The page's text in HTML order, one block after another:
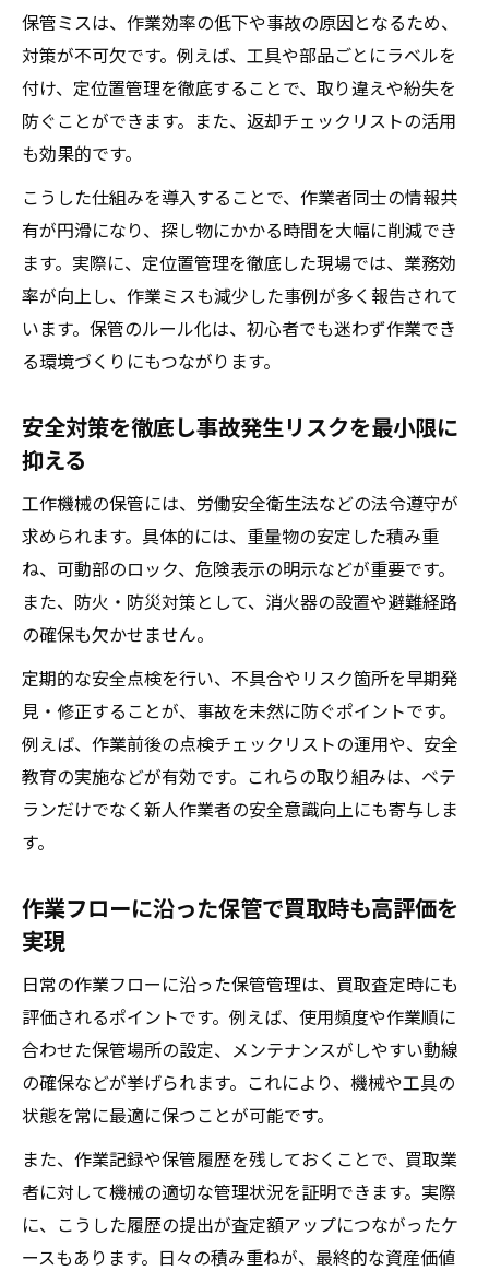
保管ミスは、作業効率の低下や事故の原因となるため、
対策が不可欠です。例えば、工具や部品ごとにラベルを
付け、定位置管理を徹底することで、取り違えや紛失を
防ぐことができます。また、返却チェックリストの活用
も効果的です。
こうした仕組みを導入することで、作業者同士の情報共
有が円滑になり、探し物にかかる時間を大幅に削減でき
ます。実際に、定位置管理を徹底した現場では、業務効
率が向上し、作業ミスも減少した事例が多く報告されて
います。保管のルール化は、初心者でも迷わず作業でき
る環境づくりにもつながります。
安全対策を徹底し事故発生リスクを最小限に
抑える
工作機械の保管には、労働安全衛生法などの法令遵守が
求められます。具体的には、重量物の安定した積み重
ね、可動部のロック、危険表示の明示などが重要です。
また、防火・防災対策として、消火器の設置や避難経路
の確保も欠かせません。
定期的な安全点検を行い、不具合やリスク箇所を早期発
見・修正することが、事故を未然に防ぐポイントです。
例えば、作業前後の点検チェックリストの運用や、安全
教育の実施などが有効です。これらの取り組みは、ベテ
ランだけでなく新人作業者の安全意識向上にも寄与しま
す。
作業フローに沿った保管で買取時も高評価を
実現
日常の作業フローに沿った保管管理は、買取査定時にも
評価されるポイントです。例えば、使用頻度や作業順に
合わせた保管場所の設定、メンテナンスがしやすい動線
の確保などが挙げられます。これにより、機械や工具の
状態を常に最適に保つことが可能です。
また、作業記録や保管履歴を残しておくことで、買取業
者に対して機械の適切な管理状況を証明できます。実際
に、こうした履歴の提出が査定額アップにつながったケ
ースもあります。日々の積み重ねが、最終的な資産価値